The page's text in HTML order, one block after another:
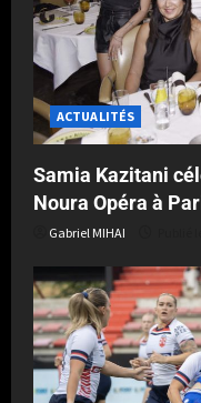
ACTUALITÉS
Samia Kazitani
Noura Opéra à
Gabriel MIHAI